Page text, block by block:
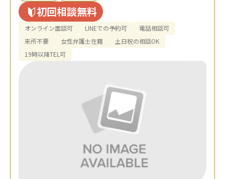
初回相談無料
オンライン面談可 LINEでの予約可
電話相談可
来所不要
女性弁護士在籍
土日祝の相談OK
19時以降TEL可